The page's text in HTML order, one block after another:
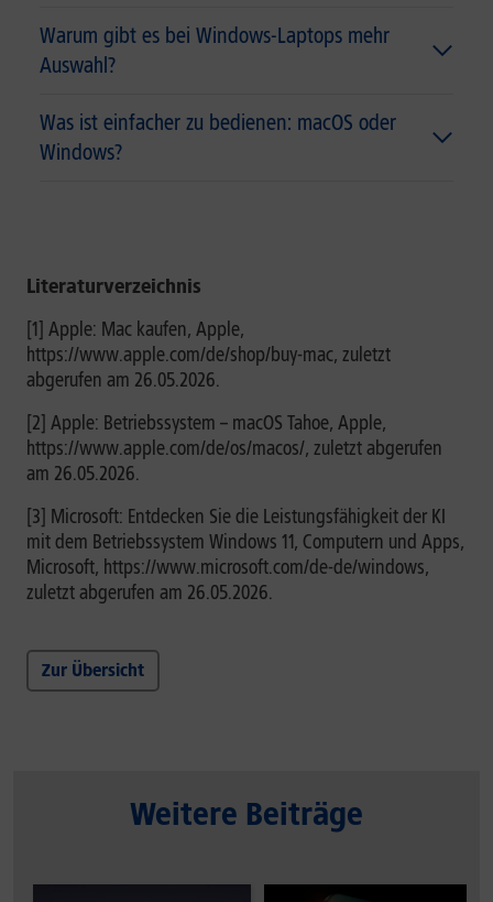
Warum gibt es bei Windows-Laptops mehr
Auswahl?
Was ist einfacher zu bedienen: macOS oder
Windows?
Literaturverzeichnis
[1] Apple: Mac kaufen, Apple,
https://www.apple.com/de/shop/buy-mac, zuletzt
abgerufen am 26.05.2026.
[2] Apple: Betriebssystem – macOS Tahoe, Apple,
https://www.apple.com/de/os/macos/, zuletzt abgerufen
am 26.05.2026.
[3] Microsoft: Entdecken Sie die Leistungsfähigkeit der KI
mit dem Betriebssystem Windows 11, Computern und Apps,
Microsoft, https://www.microsoft.com/de-de/windows,
zuletzt abgerufen am 26.05.2026.
Zur Übersicht
Weitere Beiträge